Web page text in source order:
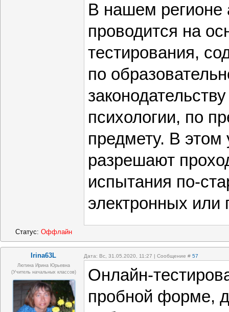
В нашем регионе
проводится на
тестирования,
по
психологии, по
предмету. В
разрешают
испытания по-
электронных или
Статус: Оффлайн
Irina63L Дата: Вс, 31.05.2020, 11:27 | Сообщение # 57
Лютина Ирина Юрьевна
(Учитель начальных классов)
Онлайн-
пробной форме,